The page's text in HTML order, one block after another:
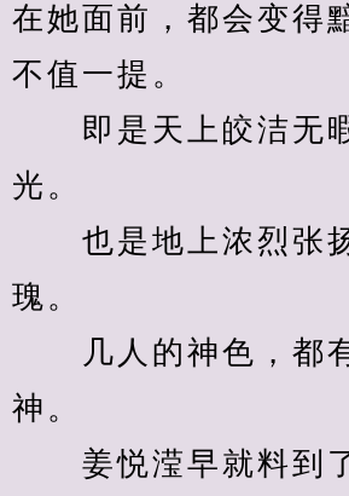
在她面前，都会变得
不值一提。
即是天上皎洁无暇
光。
也是地上浓烈张
瑰。
几人的神色，都
神。
姜悦滢早就料到了